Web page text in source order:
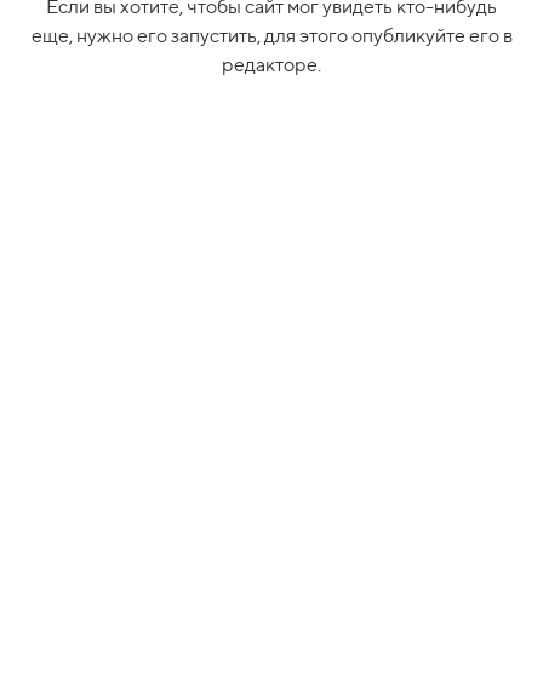
Если вы хотите, чтобы сайт мог увидеть кто-нибудь
еще, нужно его запустить, для этого опубликуйте его в
редакторе.